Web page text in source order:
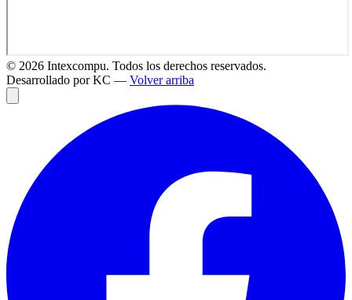
© 2026 Intexcompu. Todos los derechos reservados.
Desarrollado por KC — Volver arriba